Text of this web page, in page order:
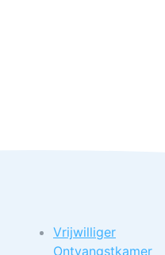
Vrijwilliger
Ontvangstkamer